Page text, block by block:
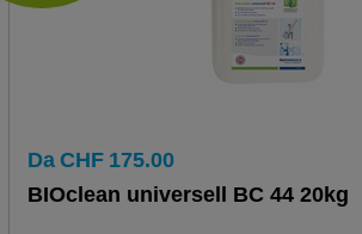
Da CHF 175.00
BIOclean universell BC 44 20kg